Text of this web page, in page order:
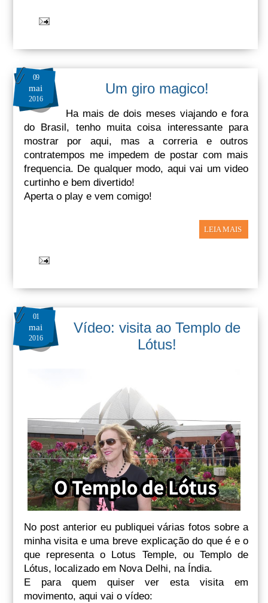
09
mai
2016
Um giro magico!
Ha mais de dois meses viajando e fora
do Brasil, tenho muita coisa interessante para
mostrar por aqui, mas a correria e outros
contratempos me impedem de postar com mais
frequencia. De qualquer modo, aqui vai um video
curtinho e bem divertido!
Aperta o play e vem comigo!
LEIA MAIS
01
mai
2016
Vídeo: visita ao Templo de
Lótus!
No post anterior eu publiquei várias fotos sobre a
minha visita e uma breve explicação do que é e o
que representa o Lotus Temple, ou Templo de
Lótus, localizado em Nova Delhi, na Índia.
E para quem quiser ver esta visita em
movimento, aqui vai o vídeo: